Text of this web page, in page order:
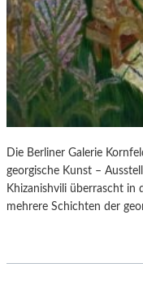
Die Berliner Galerie
georgische Kunst –
Khizanishvili überrascht in
mehrere Schichten der